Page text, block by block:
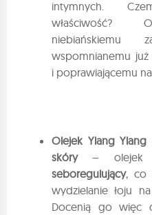
intymnych.
właściwość?
niebiańskiemu
wspomnianemu już
i poprawiającemu
Olejek Ylang
skóry– olejek
seboregulujący, co
wydzielanie łoju
Docenią go więc